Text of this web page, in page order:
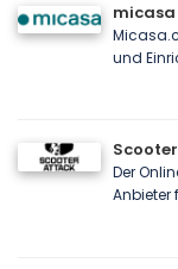
micasa
und
Der
Anbieter